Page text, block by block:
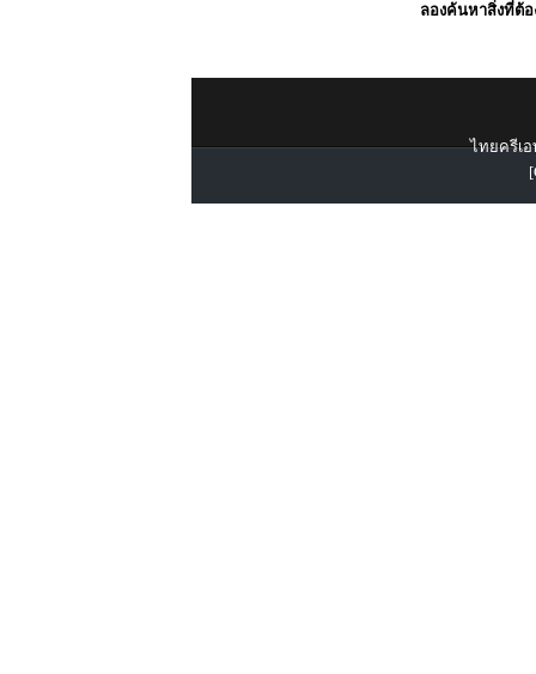
ลองค้นหาสิ่งที่ต้อ
ไทยครีเอ
[